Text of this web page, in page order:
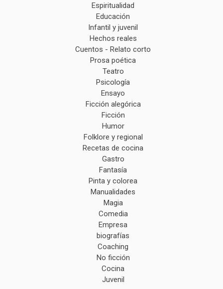
Espiritualidad
Educación
Infantil y juvenil
Hechos reales
Cuentos - Relato corto
Prosa poética
Teatro
Psicología
Ensayo
Ficción alegórica
Ficción
Humor
Folklore y regional
Recetas de cocina
Gastro
Fantasía
Pinta y colorea
Manualidades
Magia
Comedia
Empresa
biografías
Coaching
No ficción
Cocina
Juvenil